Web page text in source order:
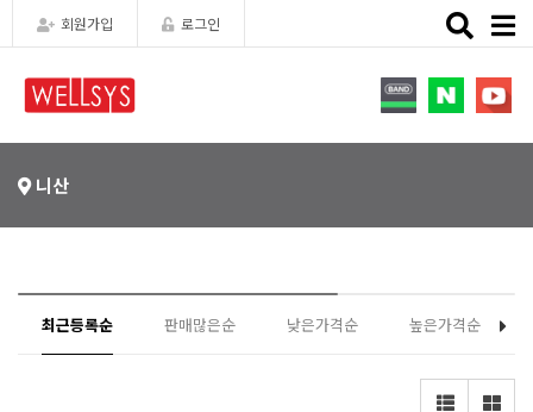
회원가입 로그인
Toggle
니산
최근등록순 판매많은순 낮은가격순 높은가격순